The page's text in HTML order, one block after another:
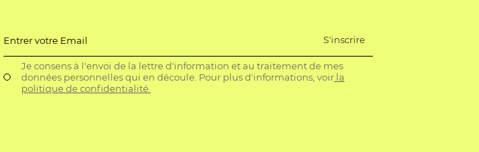
Entrer votre Email S'inscrire
Je consens à l'envoi de la lettre d'information et au traitement de mes
données personnelles qui en découle. Pour plus d'informations, voir la
politique de confidentialité.